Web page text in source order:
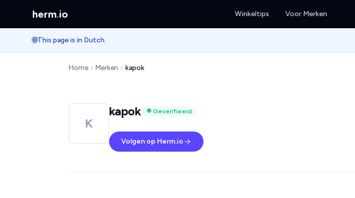
herm.io Winkeltips Voor Merken
🌐This page is in Dutch.
Home Merken kapok
K
kapok Geverifieerd
Volgen op Herm.io